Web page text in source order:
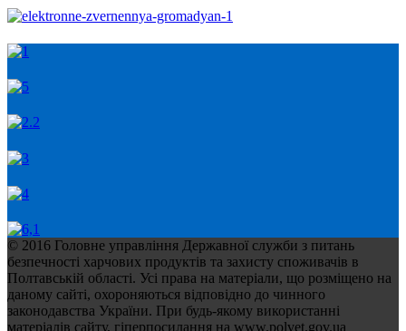
© 2016 Головне управління Державної служби з питань
безпечності харчових продуктів та захисту споживачів в
Полтавській області. Усі права на матеріали, що розміщено на
даному сайті, охороняються відповідно до чинного
законодавства України. При будь-якому використанні
матеріалів сайту, гіперпосилання на www.polvet.gov.ua